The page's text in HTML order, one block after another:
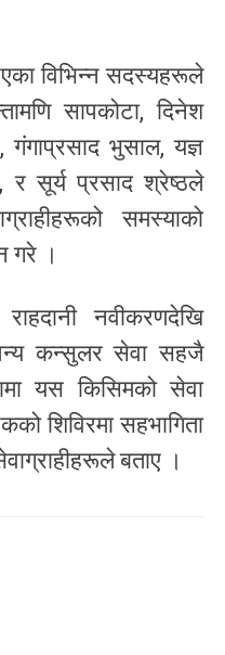
विभिन्न सदस्यहरूले
सापकोटा, दिनेश
गंगाप्रसाद भुसाल, यज्ञ
र सूर्य प्रसाद श्रेष्ठले
समस्याको
गरे ।
नवीकरणदेखि
कन्सुलर सेवा सहजै
यस किसिमको सेवा
शिविरमा सहभागिता
बताए ।